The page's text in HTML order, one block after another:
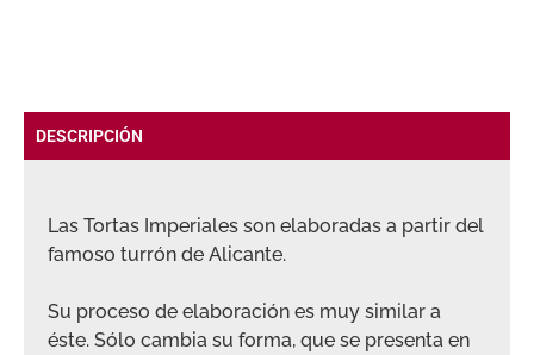
DESCRIPCIÓN
Las Tortas Imperiales son elaboradas a partir del
famoso turrón de Alicante.
Su proceso de elaboración es muy similar a
éste. Sólo cambia su forma, que se presenta en